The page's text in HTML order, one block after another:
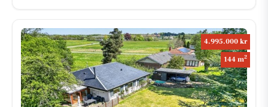
4.995.000 kr
144 m2